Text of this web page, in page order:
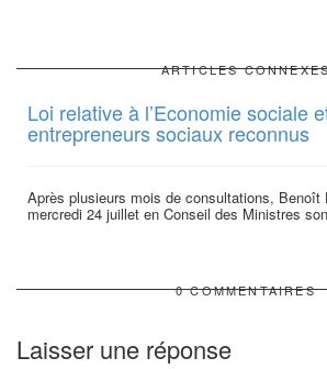
ARTICLES
Loi relative à l’Economie sociale
entrepreneurs sociaux reconnus
Après plusieurs mois de consultations, Benoît
mercredi 24 juillet en Conseil des Ministres
0 COMMENTAIRES
Laisser une réponse